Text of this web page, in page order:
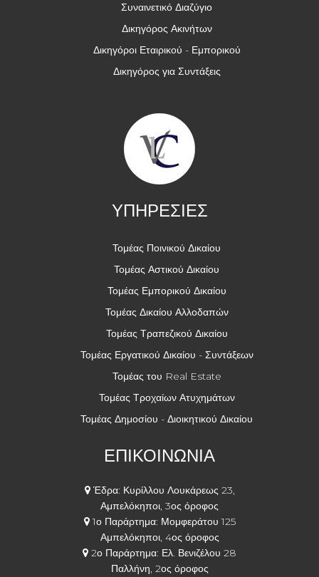
Συναινετικό Διαζύγιο
Δικηγόρος Ακινήτων
Δικηγόροι Εταιρικού - Εμπορικού
Δικηγόρος για Συντάξεις
ΥΠΗΡΕΣΙΕΣ
Τομέας Ποινικού Δικαίου
Τομέας Αστικού Δικαίου
Τομέας Εμπορικού Δικαίου
Τομέας Δικαίου Αλλοδαπών
Τομέας Τραπεζικού Δικαίου
Τομέας Εργατικού Δικαίου - Συντάξεων
Τομέας του Real Estate
Τομέας Τροχαίων Ατυχημάτων
Τομέας Δημοσίου - Διοικητικού Δικαίου
ΕΠΙΚΟΙΝΩΝΙΑ
Έδρα: Κυρίλλου Λουκάρεως 23,
Αμπελόκηποι, 3ος όροφος
1ο Παράρτημα: Μομφεράτου 125
Αμπελόκηποι, 4ος όροφος
2ο Παράρτημα: Ελ. Βενιζέλου 28
Παλλήνη, 2ος όροφος